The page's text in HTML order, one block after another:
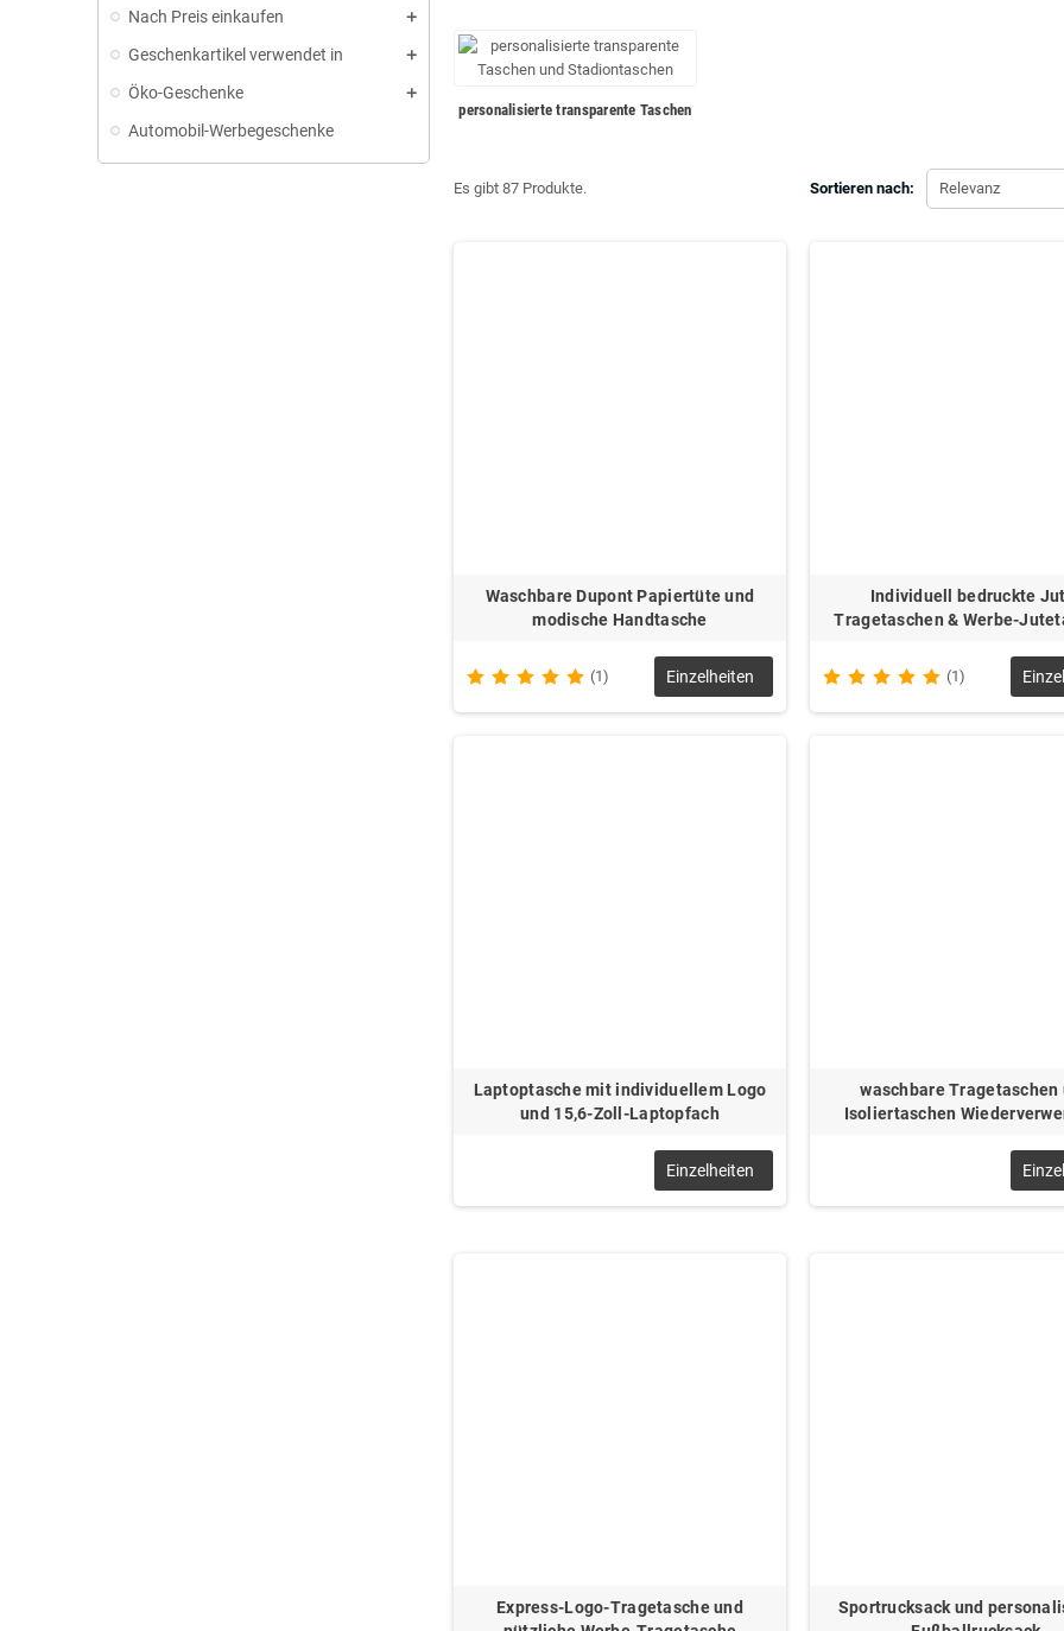
Nach Preis einkaufen
Geschenkartikel verwendet in
Öko-Geschenke
Automobil-Werbegeschenke
personalisierte transparente Taschen
Sortieren nach: Relevanz
Es gibt 87 Produkte.
Waschbare Dupont Papiertüte und
modische Handtasche
(1) Einzelheiten
Individuell bedruckte
Tragetaschen & Werbe-
(1)
Laptoptasche mit individuellem Logo
und 15,6-Zoll-Laptopfach
Einzelheiten
waschbare Tragetaschen
Isoliertaschen
Express-Logo-Tragetasche und
Sportrucksack und